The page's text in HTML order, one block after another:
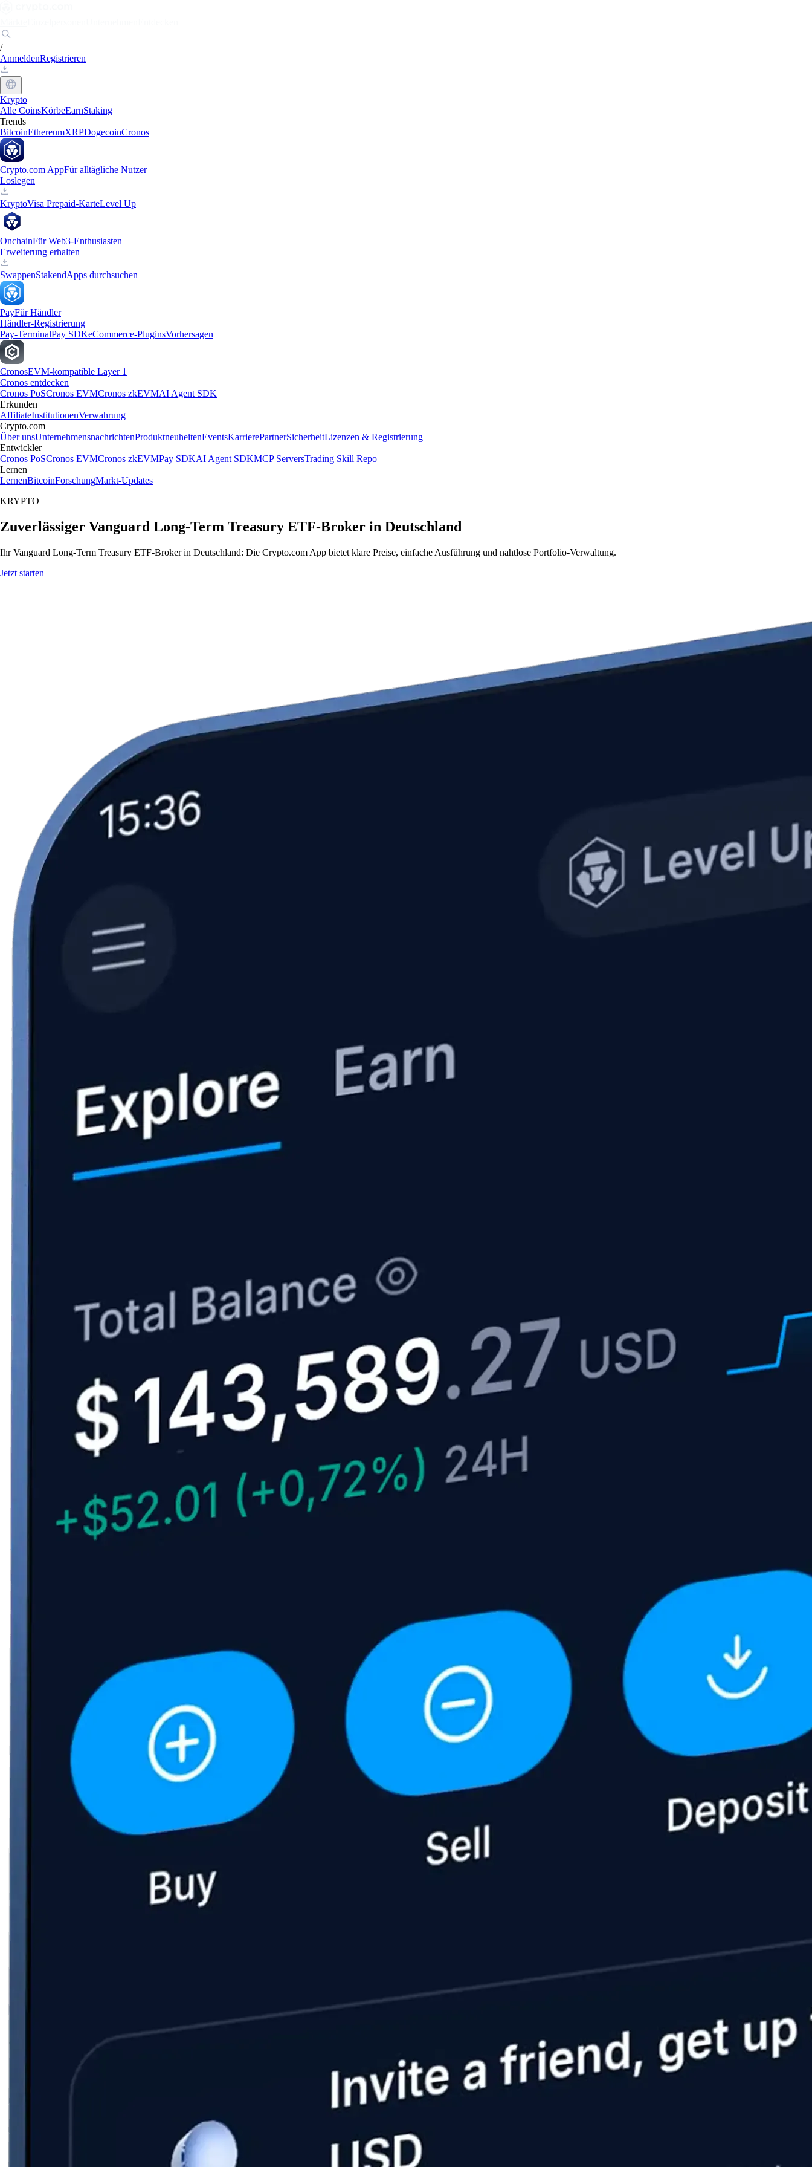
/
AnmeldenRegistrieren
Krypto
Alle CoinsKörbeEarnStaking
Trends
BitcoinEthereumXRPDogecoinCronos
Crypto.com AppFür alltägliche Nutzer
Loslegen
KryptoVisa Prepaid-KarteLevel Up
OnchainFür Web3-Enthusiasten
Erweiterung erhalten
SwappenStakendApps durchsuchen
PayFür Händler
Händler-Registrierung
Pay-TerminalPay SDKeCommerce-PluginsVorhersagen
CronosEVM-kompatible Layer 1
Cronos entdecken
Cronos PoSCronos EVMCronos zkEVMAI Agent SDK
Erkunden
AffiliateInstitutionenVerwahrung
Crypto.com
Über unsUnternehmensnachrichtenProduktneuheitenEventsKarrierePartnerSicherheitLizenzen & Registrierung
Entwickler
Cronos PoSCronos EVMCronos zkEVMPay SDKAI Agent SDKMCP ServersTrading Skill Repo
Lernen
LernenBitcoinForschungMarkt-Updates
KRYPTO
Zuverlässiger Vanguard Long-Term Treasury ETF-Broker in Deutschland
Ihr Vanguard Long-Term Treasury ETF-Broker in Deutschland: Die Crypto.com App bietet klare Preise, einfache Ausführung und nahtlose Portfolio-Verwaltung.
Jetzt starten